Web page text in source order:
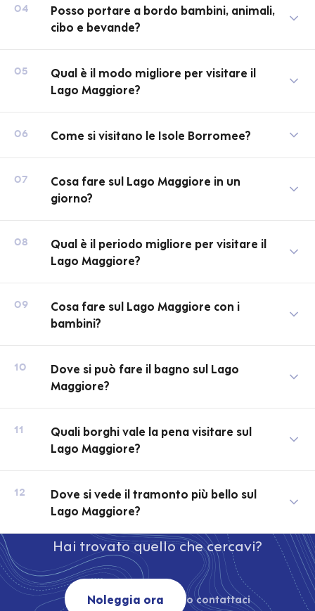
04
Posso portare a bordo bambini, animali,
cibo e bevande?
05
Qual è il modo migliore per visitare il
Lago Maggiore?
06 Come si visitano le Isole Borromee?
07
Cosa fare sul Lago Maggiore in un
giorno?
08
Qual è il periodo migliore per visitare il
Lago Maggiore?
09
Cosa fare sul Lago Maggiore con i
bambini?
10
Dove si può fare il bagno sul Lago
Maggiore?
11
Quali borghi vale la pena visitare sul
Lago Maggiore?
12
Dove si vede il tramonto più bello sul
Lago Maggiore?
Hai trovato quello che cercavi?
Noleggia ora o contattaci